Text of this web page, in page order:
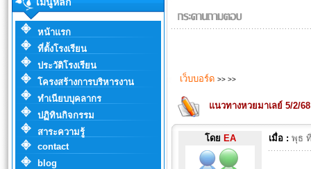
หน้าแรก
ที่ตั้งโรงเรียน
ประวัติโรงเรียน
โครงสร้างการบริหารงาน
ทำเนียบบุคลากร
ปฏิทินกิจกรรม
สาระความรู้
contact
blog
เว็บบอร์ด >> >>
แนวทางหวยมาเลย์ 5/2/
โดย EA เมื่อ : พุธ